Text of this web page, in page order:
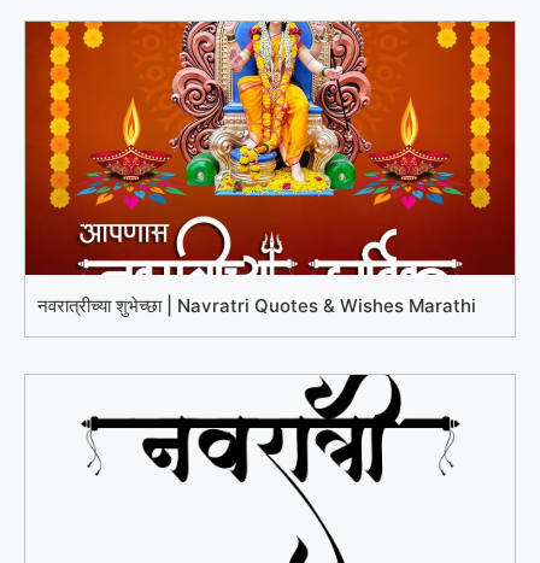
नवरात्रीच्या शुभेच्छा | Navratri Quotes & Wishes Marathi